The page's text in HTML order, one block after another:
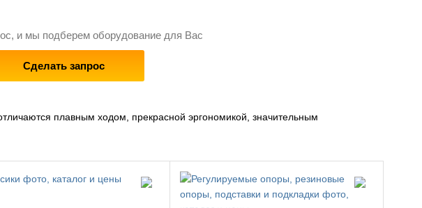
и мы подберем оборудование для Вас
Сделать запрос
плавным ходом, прекрасной эргономикой, значительным